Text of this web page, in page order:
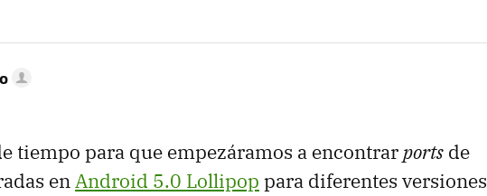
tiempo para que empezáramos a encontrarports de
enAndroid 5.0 Lollipop para diferentes versiones